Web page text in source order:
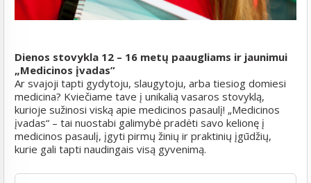
Dienos stovykla 12 – 16 metų paaugliams ir jaunimui
„Medicinos įvadas”
Ar svajoji tapti gydytoju, slaugytoju, arba tiesiog domiesi
medicina? Kviečiame tave į unikalią vasaros stovyklą,
kurioje sužinosi viską apie medicinos pasaulį! „Medicinos
įvadas“ – tai nuostabi galimybė pradėti savo kelionę į
medicinos pasaulį, įgyti pirmų žinių ir praktinių įgūdžių,
kurie gali tapti naudingais visą gyvenimą.